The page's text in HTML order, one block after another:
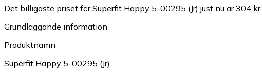
Det billigaste priset för Superfit Happy 5-00295 (Jr) just nu är 304 kr.
Grundläggande information
Produktnamn
Superfit Happy 5-00295 (Jr)